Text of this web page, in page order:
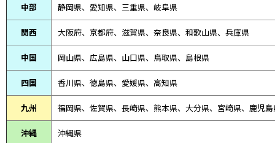
中部 静岡県、 愛知県、 三重県、 岐阜県
関西 大阪府、京都府、滋賀県、奈良県、和歌山県、兵庫県
中国 岡山県、広島県、山口県、鳥取県、島根県
四国 香川県、徳島県、愛媛県、高知県
九州 福岡県、佐賀県、長崎県、熊本県、大分県、宮崎県、鹿児
沖縄 沖縄県